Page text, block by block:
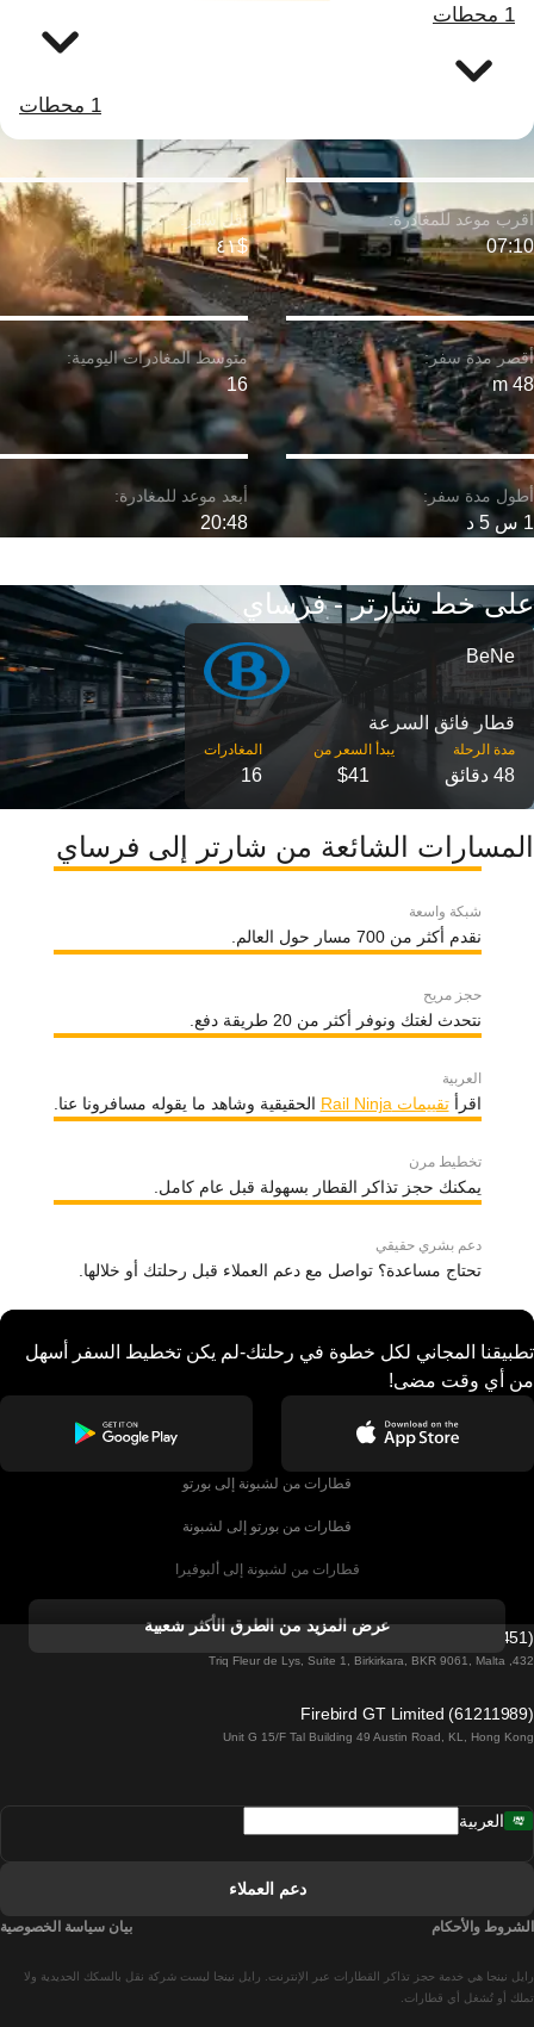
1 محطات
1 محطات
48 m
07:10
1 س 5 د
$٤١
16
20:48
على خط شارتر - فرساي
BeNe
قطار فائق السرعة
مدة الرحلة
48 دقائق
‎يبدأ السعر من
$41
16
المسارات الشائعة من شارتر إلى فرساي
شبكة واسعة
نقدم أكثر من 700 مسار حول العالم.
حجز مريح
نتحدث لغتك ونوفر أكثر من 20 طريقة دفع.
العربية
اقرأتقييمات Rail Ninja الحقيقية وشاهد ما يقوله مسافرونا عنا.
تخطيط مرن
يمكنك حجز تذاكر القطار بسهولة قبل عام كامل.
دعم بشري حقيقي
تحتاج مساعدة؟ تواصل مع دعم العملاء قبل رحلتك أو خلالها.
تطبيقنا المجاني لكل خطوة في رحلتك-لم يكن تخطيط السفر أسهل
من أي وقت مضى!
قطارات من لشبونة إلى بورتو
قطارات من بورتو إلى لشبونة
قطارات من لشبونة إلى ألبوفيرا
قطارات من ألبوفيرا إلى لشبونة
قطارات من لشبونة إلى لاغوس
قطارات من لشبونة إلى مدريد
عرض المزيد من الطرق الأكثر شعبية
Firebird GT Limited (OC 1451)
432, Triq Fleur de Lys, Suite 1, Birkirkara, BKR 9061, Malta
Firebird GT Limited (61211989)
Unit G 15/F Tal Building 49 Austin Road, KL, Hong Kong
رايل نينجا هي خدمة حجز تذاكر القطارات عبر الإنترنت. رايل نينجا ليست شركة نقل بالسكك الحديدية ولا
تملك أو تُشغل أي قطارات.
العربية
دعم العملاء
الشروط والأحكام بيان سياسة الخصوصية